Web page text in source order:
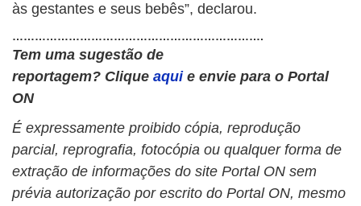
às gestantes e seus bebês”, declarou.
………………………………………………………….
Tem uma sugestão de
reportagem? Clique aqui e envie para o Portal
ON
É expressamente proibido cópia, reprodução
parcial, reprografia, fotocópia ou qualquer forma de
extração de informações do site Portal ON sem
prévia autorização por escrito do Portal ON, mesmo